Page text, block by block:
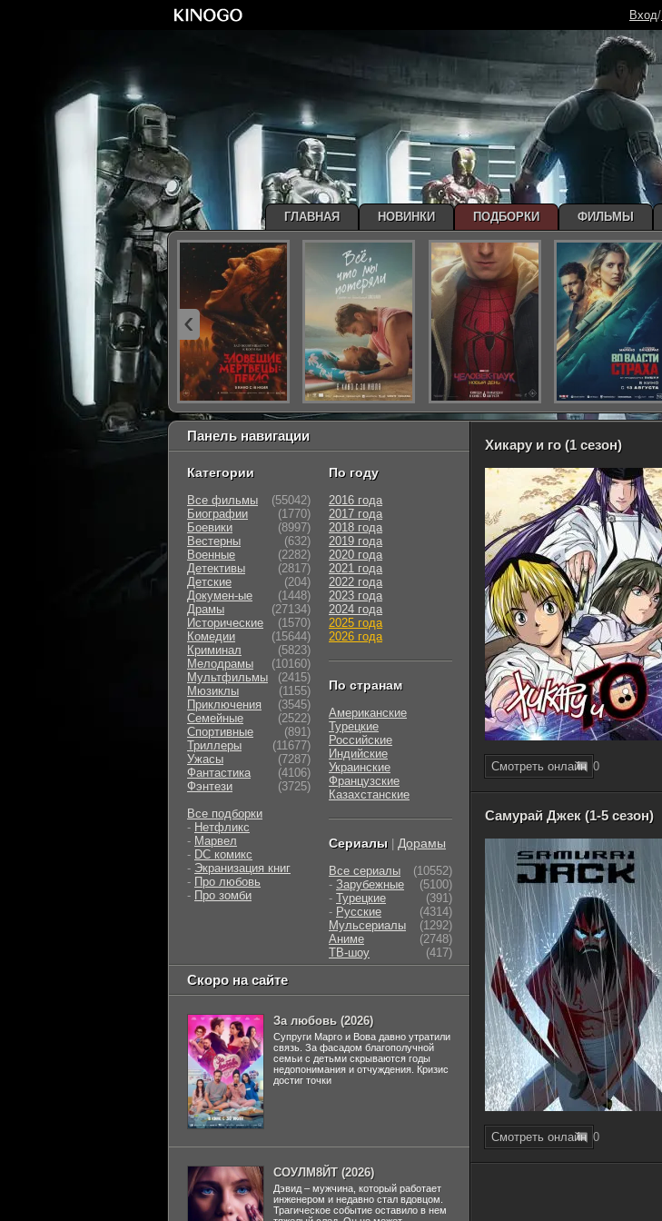
Хикару и го (1 сезон)
Смотреть онлайн 0
Самурай Джек (1-5 сезон)
Смотреть онлайн 0
Панель навигации
Категории
Все фильмы
(55042)
Биографии
(1770)
Боевики
(8997)
Вестерны
(632)
Военные
(2282)
Детективы
(2817)
Детские
(204)
Докумен-ые
(1448)
Драмы
(27134)
Исторические
(1570)
Комедии
(15644)
Криминал
(5823)
Мелодрамы
(10160)
Мультфильмы
(2415)
Мюзиклы
(1155)
Приключения
(3545)
Семейные
(2522)
Cпортивные
(891)
Триллеры
(11677)
Ужасы
(7287)
Фантастика
(4106)
Фэнтези
(3725)
Все подборки
- Нетфликс
- Марвел
- DC комикс
- Экранизация книг
- Про любовь
- Про зомби
По году
2016 года
2017 года
2018 года
2019 года
2020 года
2021 года
2022 года
2023 года
2024 года
2025 года
2026 года
По странам
Американские
Турецкие
Российские
Индийские
Украинские
Французские
Казахстанские
Сериалы Дорамы
Все сериалы
(10552)
- Зарубежные
(5100)
- Турецкие
(391)
- Русские
(4314)
Мульсериалы
(1292)
Аниме
(2748)
ТВ-шоу
(417)
Скоро на сайте
За любовь (2026)
Супруги Марго и Вова давно утратили
связь. За фасадом благополучной
семьи с детьми скрываются годы
недопонимания и отчуждения. Кризис
достиг точки
СОУЛМ8ЙТ (2026)
Дэвид – мужчина, который работает
инженером и недавно стал вдовцом.
Трагическое событие оставило в нем
ГЛАВНАЯ НОВИНКИ ПОДБОРКИ ФИЛЬМЫ
‹
Вход/